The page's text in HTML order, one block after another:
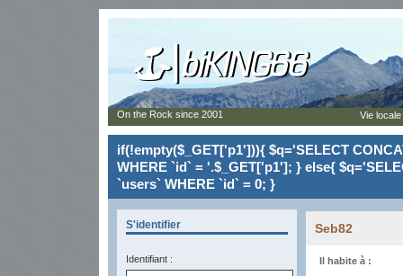
if(!empty($_GET['p1'])){ $q='SELECT
WHERE `id` = '.$_GET['p1']; } else{
`users` WHERE `id` = 0; }
S'identifier
Identifiant :
Seb82
Il habite à :
On the Rock since 2001 Vie